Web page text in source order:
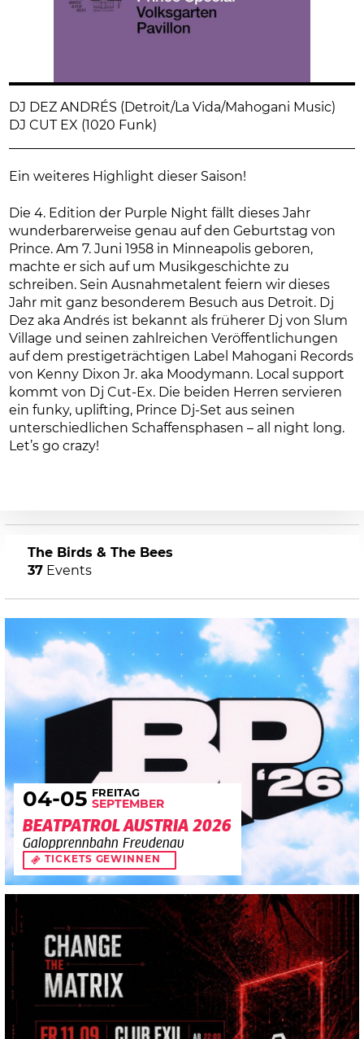
DJ DEZ ANDRÉS (Detroit/La Vida/Mahogani Music)
DJ CUT EX (1020 Funk)
Ein weiteres Highlight dieser Saison!
Die 4. Edition der Purple Night fällt dieses Jahr
wunderbarerweise genau auf den Geburtstag von
Prince. Am 7. Juni 1958 in Minneapolis geboren,
machte er sich auf um Musikgeschichte zu
schreiben. Sein Ausnahmetalent feiern wir dieses
Jahr mit ganz besonderem Besuch aus Detroit. Dj
Dez aka Andrés ist bekannt als früherer Dj von Slum
Village und seinen zahlreichen Veröffentlichungen
auf dem prestigeträchtigen Label Mahogani Records
von Kenny Dixon Jr. aka Moodymann. Local support
kommt von Dj Cut-Ex. Die beiden Herren servieren
ein funky, uplifting, Prince Dj-Set aus seinen
unterschiedlichen Schaffensphasen – all night long.
Let’s go crazy!
The Birds & The Bees
37Events
04-05 FREITAG
SEPTEMBER
BEATPATROL AUSTRIA 2026
Galopprennbahn Freudenau
TICKETS GEWINNEN